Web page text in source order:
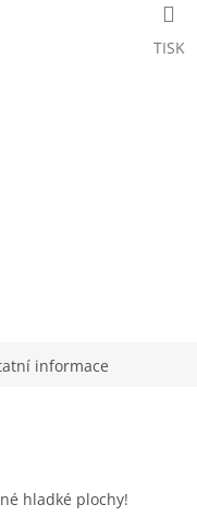
TISK
informace
hladké plochy!